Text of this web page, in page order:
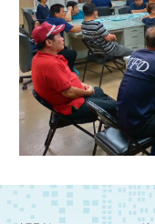
者
保
護
專
區
人
料